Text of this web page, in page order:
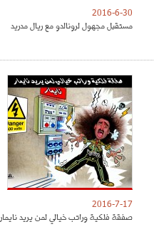
2016-6-30
مستقبل مجهول لرونالدو مع ريال مدريد
2016-7-17
صفقة فلكية وراتب خيالي لمن يريد نايمار